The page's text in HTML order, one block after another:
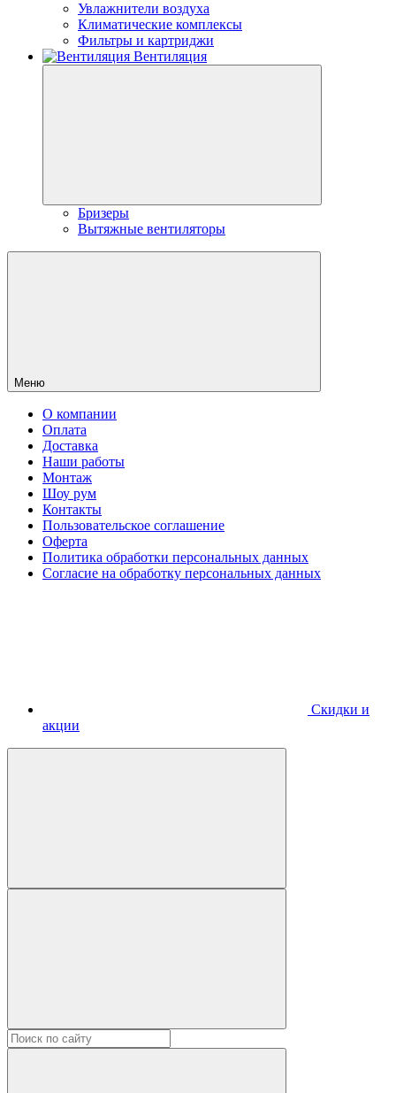
Увлажнители воздуха
Климатические комплексы
Фильтры и картриджи
Вентиляция
Бризеры
Вытяжные вентиляторы
Меню
О компании
Оплата
Доставка
Наши работы
Монтаж
Шоу рум
Контакты
Пользовательское соглашение
Оферта
Политика обработки персональных данных
Согласие на обработку персональных данных
Скидки и
акции